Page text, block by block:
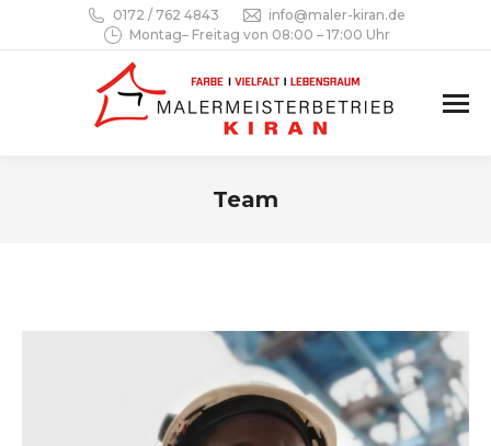
0172 / 762 4843
info@maler-kiran.de
Montag– Freitag von 08:00 – 17:00 Uhr
Team